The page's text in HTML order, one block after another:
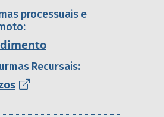
processuais e
Recursais: